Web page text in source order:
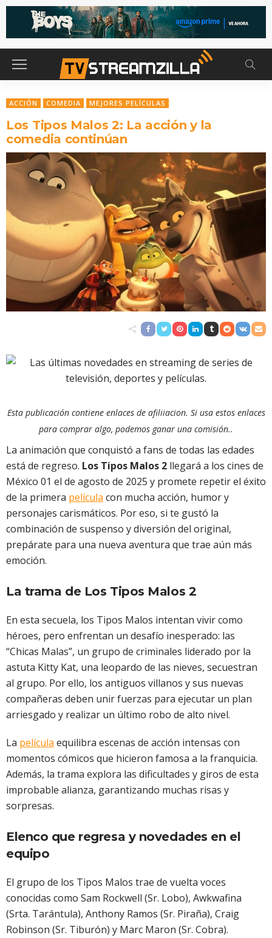
ACCIÓN COMEDIA MEJORES PELÍCULAS
Los Tipos Malos 2: La acción y la
comedia continúan
Esta publicación contiene enlaces de afiliiacion. Si usa estos enlaces
para comprar algo, podemos ganar una comisión..
La animación que conquistó a fans de todas las edades
está de regreso. Los Tipos Malos 2 llegará a los cines de
México 01 el de agosto de 2025 y promete repetir el éxito
de la primera película con mucha acción, humor y
personajes carismáticos. Por eso, si te gustó la
combinación de suspenso y diversión del original,
prepárate para una nueva aventura que trae aún más
emoción.
La trama de Los Tipos Malos 2
En esta secuela, los Tipos Malos intentan vivir como
héroes, pero enfrentan un desafío inesperado: las
“Chicas Malas”, un grupo de criminales liderado por la
astuta Kitty Kat, una leopardo de las nieves, secuestran
al grupo. Por ello, los antiguos villanos y sus nuevas
compañeras deben unir fuerzas para ejecutar un plan
arriesgado y realizar un último robo de alto nivel.
La película equilibra escenas de acción intensas con
momentos cómicos que hicieron famosa a la franquicia.
Además, la trama explora las dificultades y giros de esta
improbable alianza, garantizando muchas risas y
sorpresas.
Elenco que regresa y novedades en el
equipo
El grupo de los Tipos Malos trae de vuelta voces
conocidas como Sam Rockwell (Sr. Lobo), Awkwafina
(Srta. Tarántula), Anthony Ramos (Sr. Piraña), Craig
Robinson (Sr. Tiburón) y Marc Maron (Sr. Cobra).